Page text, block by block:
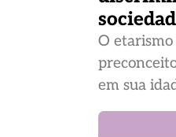
O
em sua